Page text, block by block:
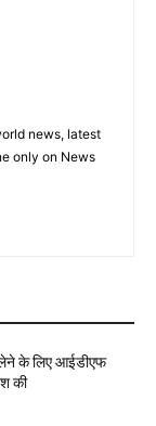
news, latest
only on News
के लिए आईडीएफ
की